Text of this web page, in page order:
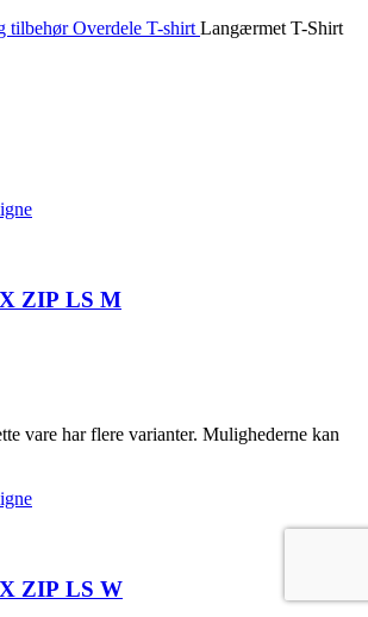
tilbehørOverdele T-shirt Langærmet T-Shirt
ZIP LS M
vare har flere varianter. Mulighederne kan
ZIP LS W